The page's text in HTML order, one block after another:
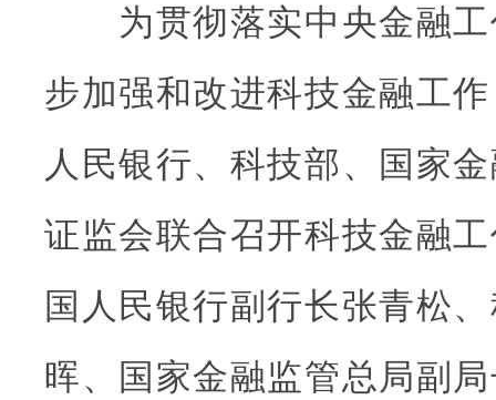
为贯彻落实中央金融工
步加强和改进科技金融工
人民银行、科技部、国家
证监会联合召开科技金融
国人民银行副行长张青松
晖、国家金融监管总局副